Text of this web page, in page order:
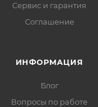
Сервис и гарантия
Соглашение
ИНФОРМАЦИЯ
Блог
Вопросы по работе